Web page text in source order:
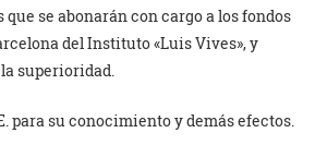
que se abonarán con cargo a los fondos
del Instituto «Luis Vives», y
superioridad.
para su conocimiento y demás efectos.